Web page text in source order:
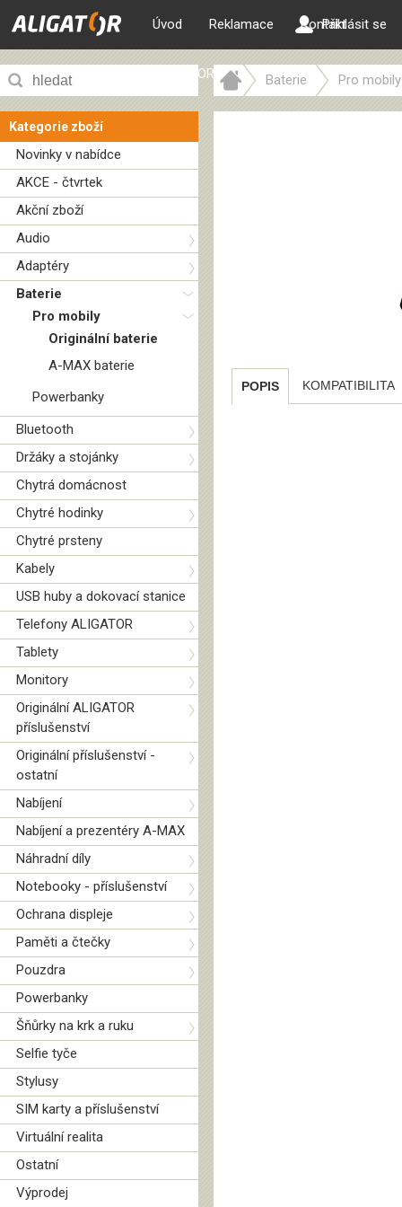
Úvod Reklamace Kontakt
ALIGATOR web
Přihlásit se
Kategorie zboží
Novinky v nabídce
AKCE - čtvrtek
Akční zboží
Audio
Adaptéry
Baterie
Pro mobily
Originální baterie
A-MAX baterie
Powerbanky
Bluetooth
Držáky a stojánky
Chytrá domácnost
Chytré hodinky
Chytré prsteny
Kabely
USB huby a dokovací stanice
Telefony ALIGATOR
Tablety
Monitory
Originální ALIGATOR
příslušenství
Originální příslušenství -
ostatní
Nabíjení
Nabíjení a prezentéry A-MAX
Náhradní díly
Notebooky - příslušenství
Ochrana displeje
Paměti a čtečky
Pouzdra
Powerbanky
Šňůrky na krk a ruku
Selfie tyče
Stylusy
SIM karty a příslušenství
Virtuální realita
Ostatní
Výprodej
Baterie Pro mobily
POPIS KOMPATIBILITA